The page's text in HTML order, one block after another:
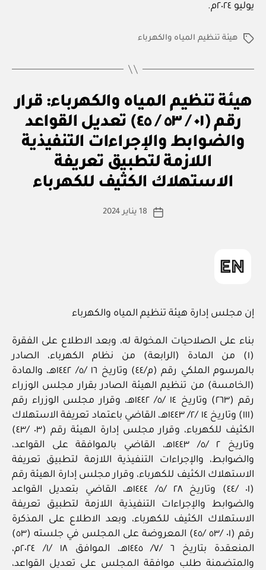
يوليو ٢٠٢٤م.
الوسومهيئة تنظيم المياه والكهرباء
التصنيفات
هيئة تنظيم المياه والكهرباء: قرار
رقم (٠١ / ٥٣ / ٤٥) تعديل القواعد
والضوابط والإجراءات التنفيذية
اللازمة لتطبيق تعريفة
الاستهلاك الكثيف للكهرباء
كاتب
بو
س
ة
تاريخ
18 يناير 2024
إن مجلس إدارة هيئة تنظيم المياه والكهرباء
بناء على الصلاحيات المخولة له، وبعد الاطلاع على الفقرة
(١) من المادة (الرابعة) من نظام الكهرباء، الصادر
بالمرسوم الملكي رقم (م/٤٤) وتاريخ ١٦ /٥/ ١٤٤٢هـ، والمادة
(الخامسة) من تنظيم الهيئة الصادر بقرار مجلس الوزراء
رقم (٢٦٣) وتاريخ ١٤ /٥/ ١٤٤٢هـ، وقرار مجلس الوزراء رقم
(١١١) وتاريخ ١٤ /٢/ ١٤٤٣هـ، القاضي باعتماد تعريفة الاستهلاك
الكثيف للكهرباء، وقرار مجلس إدارة الهيئة رقم (٠٣ /٤٣)
وتاريخ ٢ /٥/ ١٤٤٣هـ، القاضي بالموافقة على القواعد،
والضوابط، والإجراءات التنفيذية اللازمة لتطبيق تعريفة
الاستهلاك الكثيف للكهرباء، وقرار مجلس إدارة الهيئة رقم
(٠١ /٤٤) وتاريخ ٢٨ /٥/ ١٤٤٤هـ، القاضي بتعديل القواعد
والضوابط والإجراءات التنفيذية اللازمة لتطبيق تعريفة
الاستهلاك الكثيف للكهرباء، وبعد الاطلاع على المذكرة
رقم (٠١ /٥٣ /٤٥) المعروضة على المجلس في جلسته (٥٣)
المنعقدة بتاريخ ٦ /٧/ ١٤٤٥هـ، الموافق ١٨ /١/ ٢٠٢٤م،
والمتضمنة طلب موافقة المجلس على تعديل القواعد،